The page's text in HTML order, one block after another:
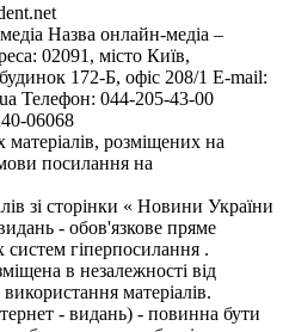
Назва онлайн-медіа –
02091, місто Київ,
172-Б, офіс 208/1 E-mail:
Телефон: 044-205-43-00
06068
розміщених на
посилання на
зі сторінки « Новини України
- обов'язкове пряме
гіперпосилання .
в незалежності від
матеріалів.
- видань) - повинна бути